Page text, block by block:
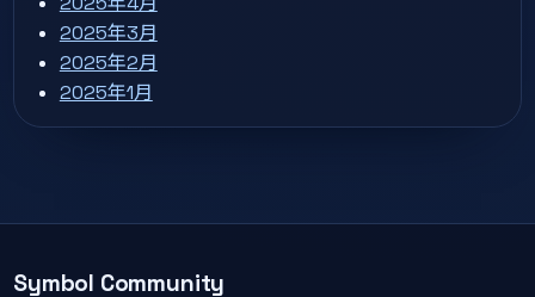
2025年3月
2025年2月
2025年1月
Symbol Community